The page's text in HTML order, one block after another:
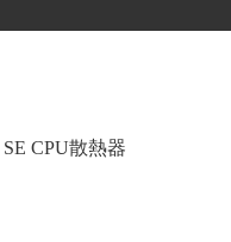
CPU散熱器